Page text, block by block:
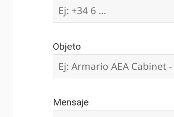
Objeto
Mensaje